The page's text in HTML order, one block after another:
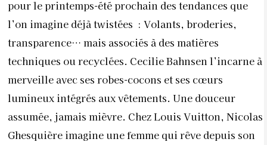
pour le printemps-été prochain des tendances que
l’on imagine déjà twistées : Volants, broderies,
transparence… mais associés à des matières
techniques ou recyclées. Cecilie Bahnsen l’incarne à
merveille avec ses robes-cocons et ses cœurs
lumineux intégrés aux vêtements. Une douceur
assumée, jamais mièvre. Chez Louis Vuitton, Nicolas
Ghesquière imagine une femme qui rêve depuis son